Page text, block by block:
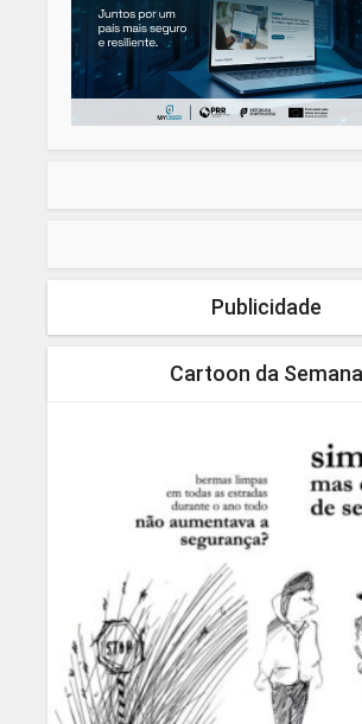
Publicidade
Cartoon da Semana